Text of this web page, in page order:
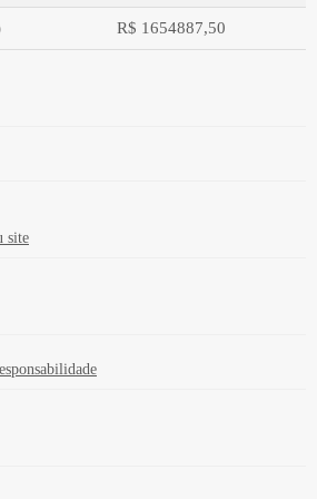
R$ 1654887,50
site